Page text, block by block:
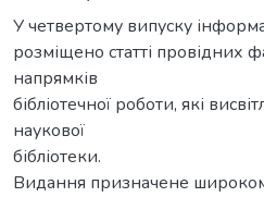
У четвертому випуску
розміщено статті провідних
напрямків
бібліотечної роботи, які
наукової
бібліотеки.
Видання призначене